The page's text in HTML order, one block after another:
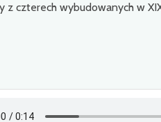
z czterech wybudowanych w